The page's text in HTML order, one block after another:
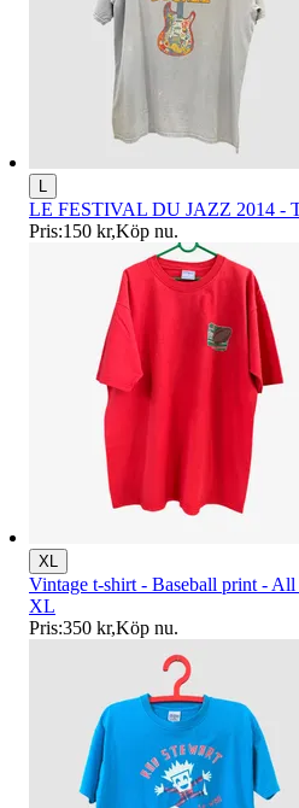
L
LE FESTIVAL DU JAZZ 2014 -
Pris:150 kr,Köp nu.
XL
Vintage t-shirt - Baseball print -
XL
Pris:350 kr,Köp nu.